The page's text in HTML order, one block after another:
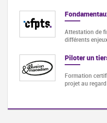
Attestation de
différents
Piloter un
Formation
projet au regard